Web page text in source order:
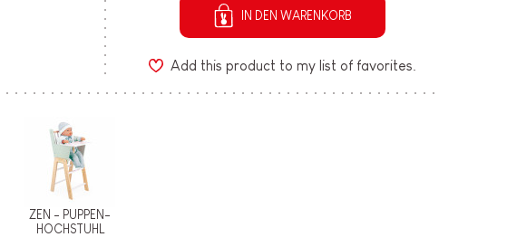
IN DEN WARENKORB
Add this product to my list of favorites.
ZEN - PUPPEN-
HOCHSTUHL